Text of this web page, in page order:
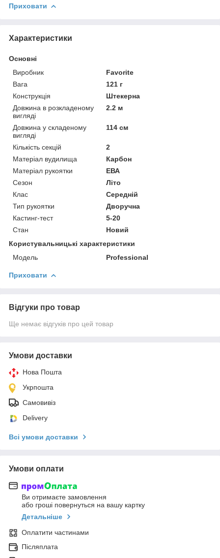
Приховати
Характеристики
Основні
Виробник
Favorite
Вага
121 г
Конструкція
Штекерна
Довжина в розкладеному
вигляді
2.2 м
Довжина у складеному
вигляді
114 см
Кількість секцій
2
Матеріал вудилища
Карбон
Матеріал рукоятки
ЕВА
Сезон
Літо
Клас
Середній
Тип рукоятки
Дворучна
Кастинг-тест
5-20
Стан
Новий
Користувальницькі характеристики
Модель
Professional
Приховати
Відгуки про товар
Ще немає відгуків про цей товар
Умови доставки
Нова Пошта
Укрпошта
Самовивіз
Delivery
Всі умови доставки
Умови оплати
Ви отримаєте замовлення
або гроші повернуться на вашу картку
Детальніше
Оплатити частинами
Післяплата